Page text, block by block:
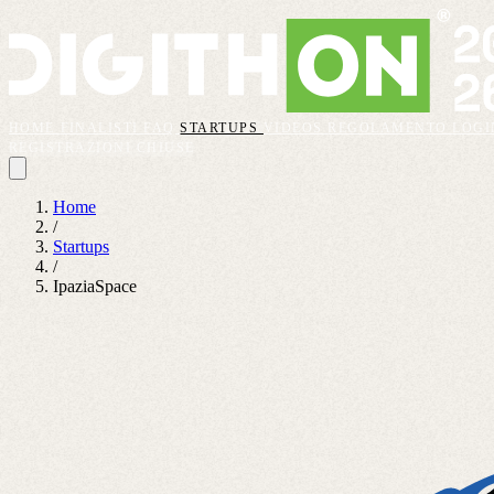
FAQSTARTUPS VIDEOS REGOLAMENTO
Home
/
Startups
/
IpaziaSpace